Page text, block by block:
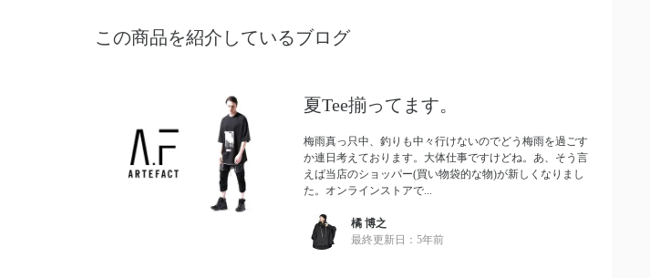
この商品を紹介しているブログ
夏Tee揃ってます。
梅雨真っ只中、釣りも中々行けないのでどう梅雨を過ごす
か連日考えております。大体仕事ですけどね。あ、そう言
えば当店のショッパー(買い物袋的な物)が新しくなりまし
た。オンラインストアで...
橘 博之
最終更新日： 5年前